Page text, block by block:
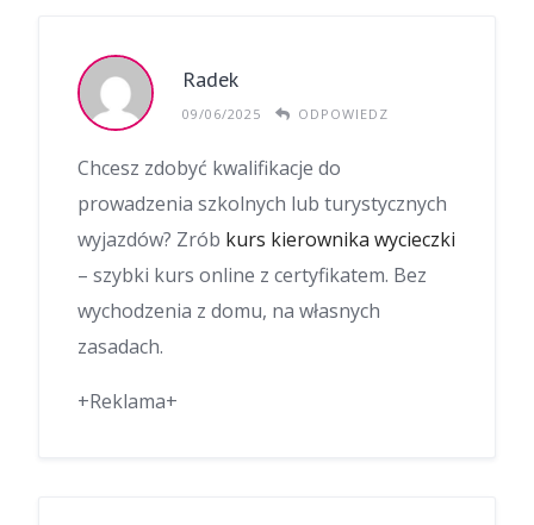
Radek
09/06/2025 ODPOWIEDZ
Chcesz zdobyć kwalifikacje do
prowadzenia szkolnych lub turystycznych
wyjazdów? Zrób kurs kierownika wycieczki
– szybki kurs online z certyfikatem. Bez
wychodzenia z domu, na własnych
zasadach.
+Reklama+